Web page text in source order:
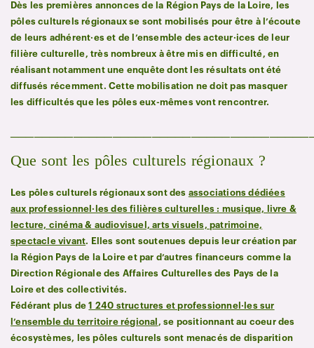
Dès les premières annonces de la Région Pays de la Loire, les
pôles culturels régionaux se sont mobilisés pour être à l’écoute
de leurs adhérent·es et de l’ensemble des acteur·ices de leur
filière culturelle, très nombreux à être mis en difficulté, en
réalisant notamment une enquête dont les résultats ont été
diffusés récemment. Cette mobilisation ne doit pas masquer
les difficultés que les pôles eux-mêmes vont rencontrer.
Que sont les pôles culturels régionaux ?
Les pôles culturels régionaux sont des associations dédiées
aux professionnel·les des filières culturelles : musique, livre &
lecture, cinéma & audiovisuel, arts visuels, patrimoine,
spectacle vivant. Elles sont soutenues depuis leur création par
la Région Pays de la Loire et par d’autres financeurs comme la
Direction Régionale des Affaires Culturelles des Pays de la
Loire et des collectivités.
Fédérant plus de1 240 structures et professionnel·les sur
l’ensemble du territoire régional , se positionnant au coeur des
écosystèmes, les pôles culturels sont menacés de disparition